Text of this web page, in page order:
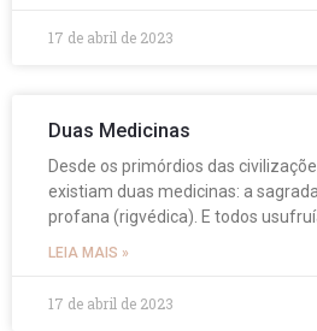
17 de abril de 2023
Duas Medicinas
Desde os primórdios das
existiam duas medicinas: a
profana (rigvédica). E todos
LEIA MAIS »
17 de abril de 2023